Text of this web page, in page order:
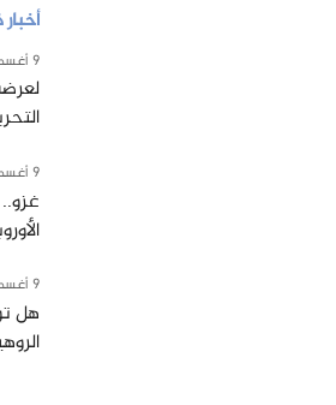
9 أغسطس, 2026
9 أغسطس, 2026
9 أغسطس, 2026
هل